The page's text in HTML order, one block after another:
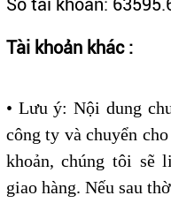
Số tài khoản:
Tài khoản khác :
• Lưu ý: Nội dung
công ty và chuyển
khoản, chúng tôi sẽ
giao hàng. Nếu sau